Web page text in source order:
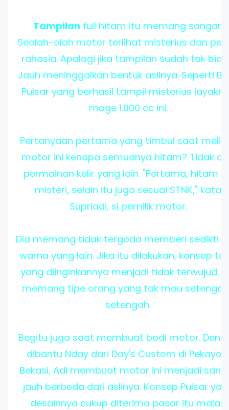
Tampilan full hitam itu memang sangar.
Seolah-olah motor terlihat misterius dan
rahasia. Apalagi jika tampilan sudah tak
Jauh meninggalkan bentuk aslinya. Seperti
Pulsar yang berhasil tampil misterius
moge 1.000 cc ini.
Pertanyaan pertama yang timbul saat
motor ini kenapa semuanya hitam? Tidak
permainan kelir yang lain. "Pertama, hitam
misteri, selain itu juga sesuai STNK," kata
Supriadi, si pemilik motor.
Dia memang tidak tergoda memberi sedikti
warna yang lain. Jika itu dilakukan, konsep
yang diinginkannya menjadi tidak terwujud.
memang tipe orang yang tak mau
setengah.
Begitu juga saat membuat bodi motor.
dibantu Nday dari Day's Custom di Pekayon,
Bekasi, Adi membuat motor ini menjadi
jauh berbeda dari aslinya. Konsep Pulsar
desainnya cukup diterima pasar itu malah